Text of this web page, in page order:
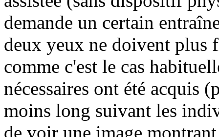
demande un certain
deux yeux ne doivent plus
comme c'est le cas
nécessaires ont été acquis
moins long suivant les
de voir une image